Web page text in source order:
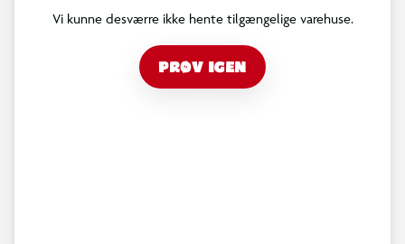
Vi kunne desværre ikke hente tilgængelige varehuse.
PRØV IGEN